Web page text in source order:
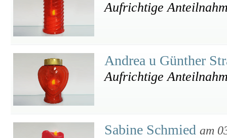
Aufrichtige
Andrea u Günther
Aufrichtige
Sabine Schmied am